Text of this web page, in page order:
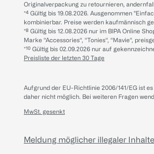
Originalverpackung zu retournieren,
*⁴ Gültig bis 19.08.2026. Ausgenommen
kombinierbar. Preise werden kaufmännisch
*⁸ Gültig bis 12.08.2026 nur im BIPA Online
Marke “Accessories“, “Tonies“, “Mavie“,
*¹⁰ Gültig bis 02.09.2026 nur auf
Preisliste der letzten 30 Tage
Aufgrund der EU-Richtlinie 2006/141/EG ist
daher nicht möglich. Bei weiteren Fragen
MwSt. gesenkt
Meldung möglicher illegaler Inhalte